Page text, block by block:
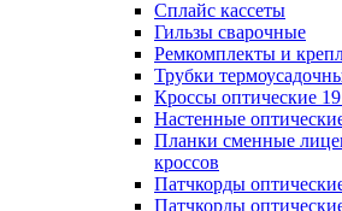
Сплайс кассеты
Гильзы сварочные
Ремкомплекты и
Трубки
Кроссы оптические
Настенные
Планки сменные
кроссов
Патчкорды
Патчкорды